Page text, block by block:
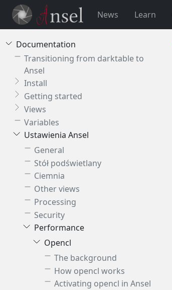
News Learn
Documentation
Transitioning from darktable to
Ansel
Install
Getting started
Views
Variables
Ustawienia Ansel
General
Stół podświetlany
Ciemnia
Other views
Processing
Security
Performance
Opencl
The background
How opencl works
Activating opencl in Ansel